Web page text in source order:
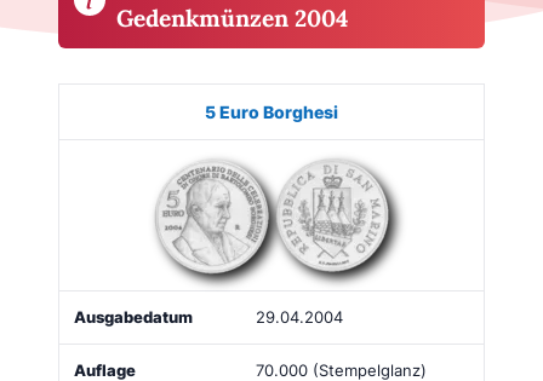
Gedenkmünzen 2004
Ausgabe Auflage
5 Euro Borghesi
29.04.2004
70.000 (Stempelglanz)